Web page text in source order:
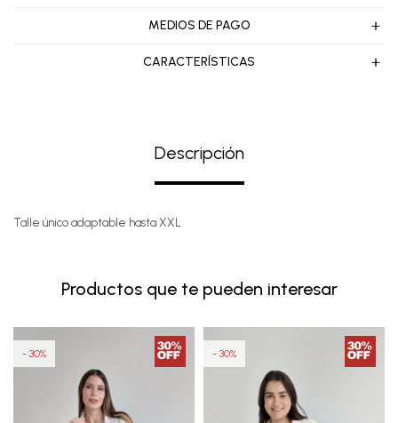
MEDIOS DE PAGO
CARACTERÍSTICAS
Descripción
Talle único adaptable hasta XXL
Productos que te pueden interesar
30 30